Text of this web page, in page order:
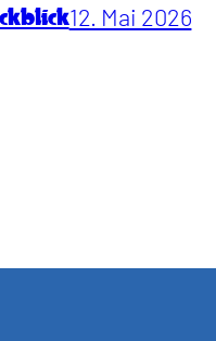
12. Mai 2026